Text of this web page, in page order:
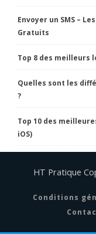
Envoyer un SMS –
Gratuits
Top 8 des meilleurs
Quelles sont les
?
Top 10 des
iOS)
HT Pratique
Conditions